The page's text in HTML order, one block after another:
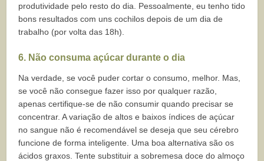
produtividade pelo resto do dia. Pessoalmente, eu tenho tido
bons resultados com uns cochilos depois de um dia de
trabalho (por volta das 18h).
6. Não consuma açúcar durante o dia
Na verdade, se você puder cortar o consumo, melhor. Mas,
se você não consegue fazer isso por qualquer razão,
apenas certifique-se de não consumir quando precisar se
concentrar. A variação de altos e baixos índices de açúcar
no sangue não é recomendável se deseja que seu cérebro
funcione de forma inteligente. Uma boa alternativa são os
ácidos graxos. Tente substituir a sobremesa doce do almoço